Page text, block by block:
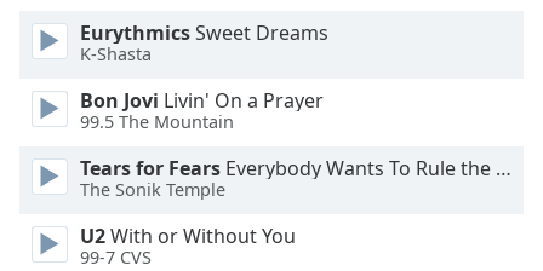
Caption
Color
EurythmicsSweet Dreams
K-Shasta
Bon Jovi Livin' On a Prayer
99.5 The Mountain
Tears for Fears Everybody Wants To Rule the World
The Sonik Temple
U2With or Without You
99-7 CVS